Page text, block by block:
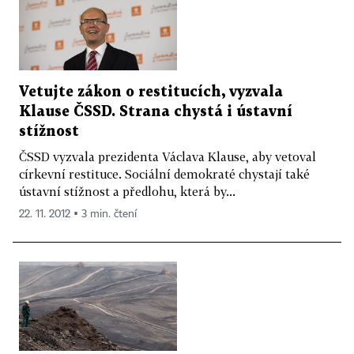
Vetujte zákon o restitucích, vyzvala
Klause ČSSD. Strana chystá i ústavní
stížnost
ČSSD vyzvala prezidenta Václava Klause, aby vetoval
církevní restituce. Sociální demokraté chystají také
ústavní stížnost a předlohu, která by...
22. 11. 2012 ▪ 3 min. čtení